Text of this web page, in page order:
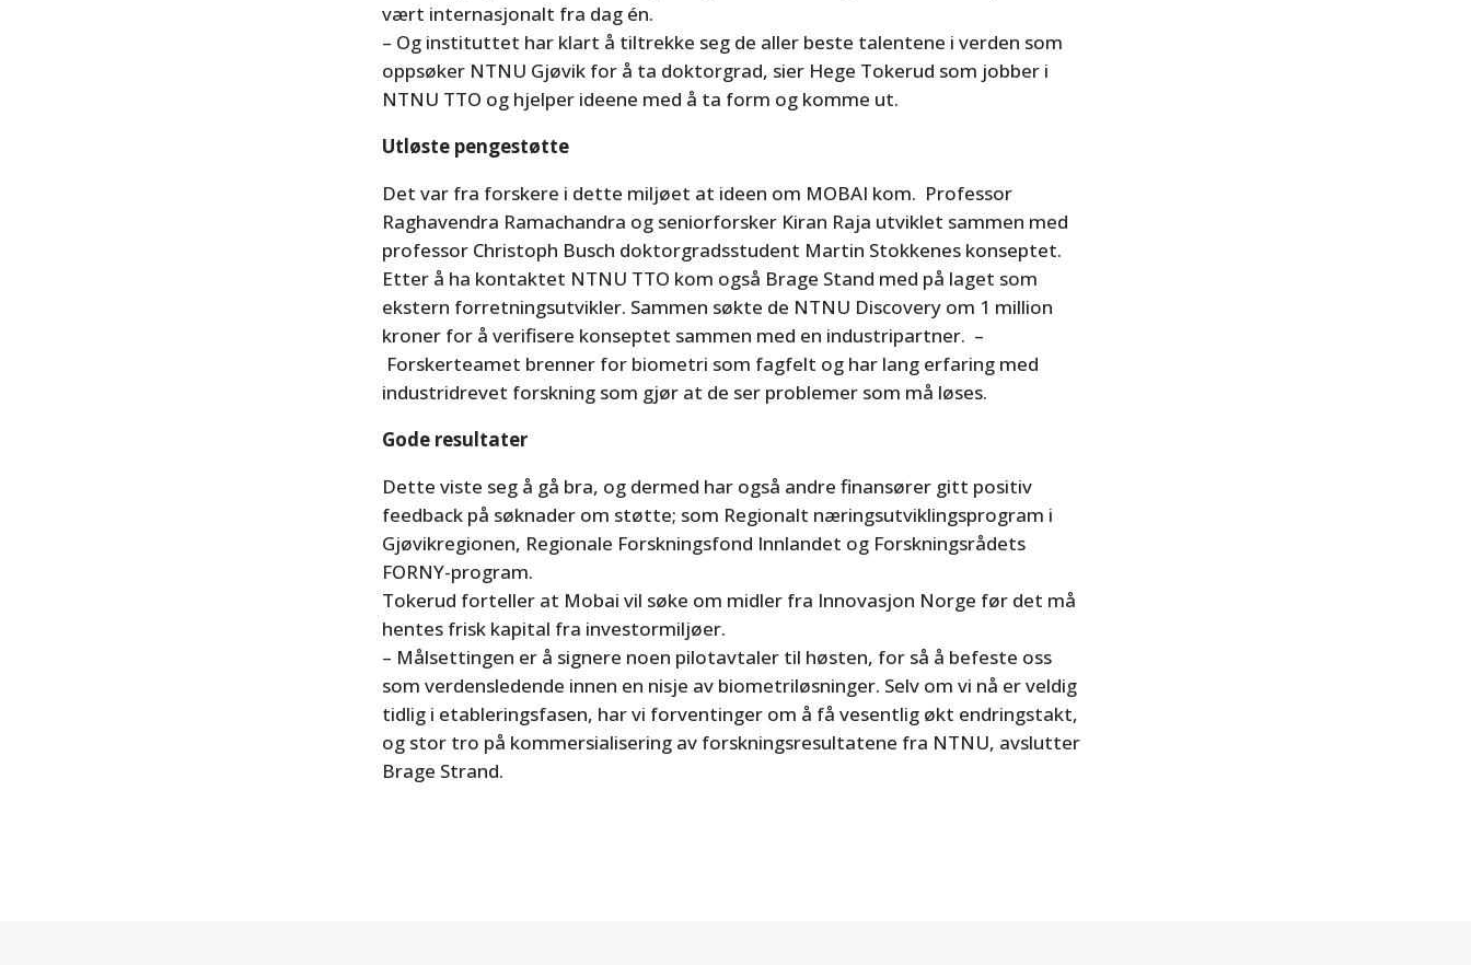
vært internasjonalt fra dag én.
– Og instituttet har klart å tiltrekke seg de aller beste talentene i verden som
oppsøker NTNU Gjøvik for å ta doktorgrad, sier Hege Tokerud som jobber i
NTNU TTO og hjelper ideene med å ta form og komme ut.
Utløste pengestøtte
Det var fra forskere i dette miljøet at ideen om MOBAI kom. Professor
Raghavendra Ramachandra og seniorforsker Kiran Raja utviklet sammen med
professor Christoph Busch doktorgradsstudent Martin Stokkenes konseptet.
Etter å ha kontaktet NTNU TTO kom også Brage Stand med på laget som
ekstern forretningsutvikler. Sammen søkte de NTNU Discovery om 1 million
kroner for å verifisere konseptet sammen med en industripartner. –
Forskerteamet brenner for biometri som fagfelt og har lang erfaring med
industridrevet forskning som gjør at de ser problemer som må løses.
Gode resultater
Dette viste seg å gå bra, og dermed har også andre finansører gitt positiv
feedback på søknader om støtte; som Regionalt næringsutviklingsprogram i
Gjøvikregionen, Regionale Forskningsfond Innlandet og Forskningsrådets
FORNY-program.
Tokerud forteller at Mobai vil søke om midler fra Innovasjon Norge før det må
hentes frisk kapital fra investormiljøer.
– Målsettingen er å signere noen pilotavtaler til høsten, for så å befeste oss
som verdensledende innen en nisje av biometriløsninger. Selv om vi nå er veldig
tidlig i etableringsfasen, har vi forventinger om å få vesentlig økt endringstakt,
og stor tro på kommersialisering av forskningsresultatene fra NTNU, avslutter
Brage Strand.